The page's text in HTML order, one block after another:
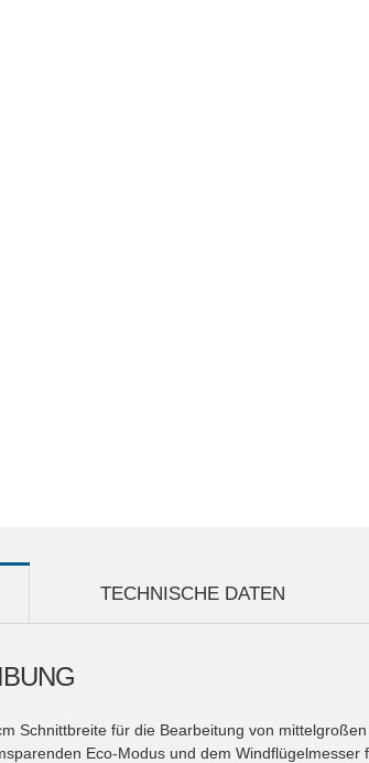
TECHNISCHE DATEN
Schnittbreite für die Bearbeitung von
Eco-Modus und dem